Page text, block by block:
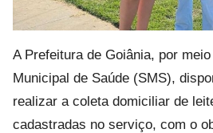
A Prefeitura de Goiânia, por
Municipal de Saúde (SMS),
realizar a coleta domiciliar de
cadastradas no serviço, com o